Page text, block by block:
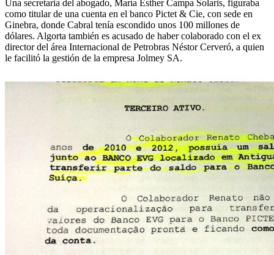
Una secretaria del abogado, María Esther Campa Solaris, figuraba
como titular de una cuenta en el banco Pictet & Cie, con sede en
Ginebra, donde Cabral tenía escondido unos 100 millones de
dólares. Algorta también es acusado de haber colaborado con el ex
director del área Internacional de Petrobras Néstor Cerveró, a quien
le facilitó la gestión de la empresa Jolmey SA.